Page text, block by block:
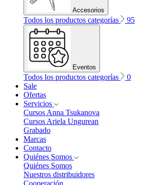
Accesorios
Todos los productos categorías 95
Eventos
Todos los productos categorías
0
Sale
Ofertas
Servicios
Cursos Anna Tsukanova
Cursos Ariela Ungurean
Grabado
Marcas
Contacto
Quiénes Somos
Quiénes Somos
Nuestros distribuidores
Cooperación